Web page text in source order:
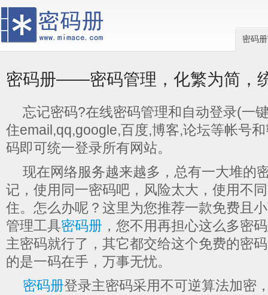
密码
密码册——密码管理，化繁为简，
忘记密码?在线密码管理和自动登录(一
住email,qq,google,百度,博客,论坛等帐号
码即可统一登录所有网站。
现在网络服务越来越多，总有一大堆的
记，使用同一密码吧，风险太大，使用不
住。怎么办呢？这里为您推荐一款免费且
管理工具密码册 ，您不用再担心这么多密
主密码就行了，其它都交给这个免费的密
的是一码在手，万事无忧。
密码册登录主密码采用不可逆算法加密